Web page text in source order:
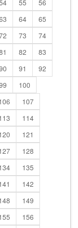
55
56
64
65
73
74
82
83
91
92
100
107
114
121
128
135
142
149
156